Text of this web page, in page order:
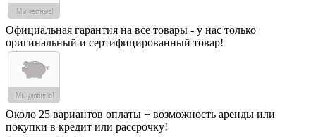
Официальная гарантия на все товары - у нас только
оригинальный и сертифицированный товар!
Около 25 вариантов оплаты + возможность аренды или
покупки в кредит или рассрочку!